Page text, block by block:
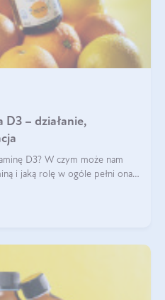
D3 – działanie,
D3? W czym może nam
i jaką rolę w ogóle pełni ona